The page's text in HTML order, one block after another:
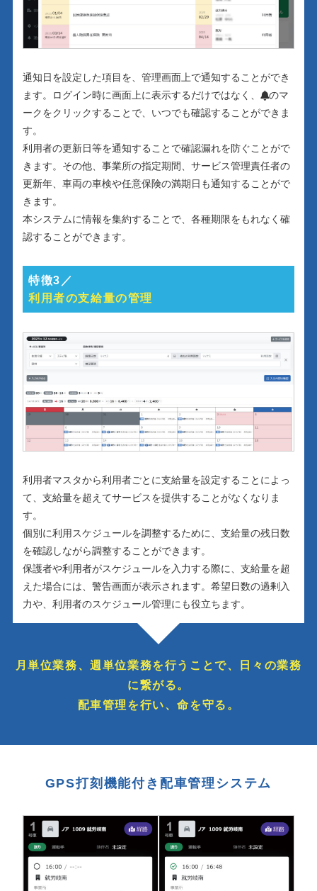
通知日を設定した項目を、管理画面上で通知することができ
ます。ログイン時に画面上に表示するだけではなく、
のマ
ークをクリックすることで、いつでも確認することができま
す。
利用者の更新日等を通知することで確認漏れを防ぐことがで
きます。その他、事業所の指定期間、サービス管理責任者の
更新年、車両の車検や任意保険の満期日も通知することがで
きます。
本システムに情報を集約することで、各種期限をもれなく確
認することができます。
特徴3／
利用者の支給量の管理
利用者マスタから利用者ごとに支給量を設定することによっ
て、支給量を超えてサービスを提供することがなくなりま
す。
個別に利用スケジュールを調整するために、支給量の残日数
を確認しながら調整することができます。
保護者や利用者がスケジュールを入力する際に、支給量を超
えた場合には、警告画面が表示されます。希望日数の過剰入
力や、利用者のスケジュール管理にも役立ちます。
月単位業務、週単位業務を行うことで、日々の業務
に繋がる。
配車管理を行い、命を守る。
GPS打刻機能付き配車管理システム